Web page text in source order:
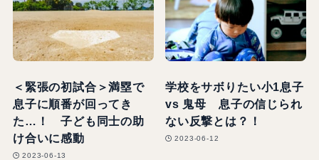
＜緊張の初試合＞満塁で
息子に順番が回ってき
た…！ 子ども同士の助
け合いに感動
2023-06-13
学校をサボりたい小1息子
vs 鬼母 息子の信じられ
ない反撃とは？！
2023-06-12